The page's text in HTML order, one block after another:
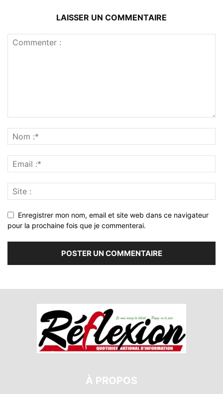
LAISSER UN COMMENTAIRE
Enregistrer mon nom, email et site web dans ce navigateur
pour la prochaine fois que je commenterai.
À PROPOS